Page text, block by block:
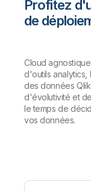
Profitez
de
Cloud
d'outils
des données
d'évolutivité et
le temps de
vos données.